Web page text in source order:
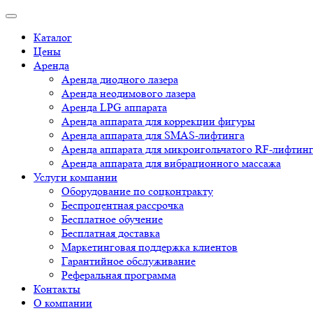
Каталог
Цены
Аренда
Аренда диодного лазера
Аренда неодимового лазера
Аренда LPG аппарата
Аренда аппарата для коррекции фигуры
Аренда аппарата для SMAS-лифтинга
Аренда аппарата для микроигольчатого RF-
Аренда аппарата для вибрационного массажа
Услуги компании
Оборудование по соцконтракту
Беспроцентная рассрочка
Бесплатное обучение
Бесплатная доставка
Маркетинговая поддержка клиентов
Гарантийное обслуживание
Реферальная программа
Контакты
О компании